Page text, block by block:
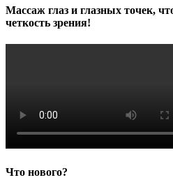
Массаж глаз и глазных точек,
четкость зрения!
Что нового?